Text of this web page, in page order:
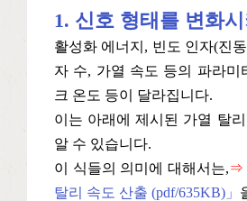
1. 신호 형태를 변화
활성화 에너지, 빈도 인자(진
자 수, 가열 속도 등의 파라미
크 온도 등이 달라집니다.
이는 아래에 제시된 가열 탈
알 수 있습니다.
이 식들의 의미에 대해서는,⇒
탈리 속도 산출 (pdf/635KB)」